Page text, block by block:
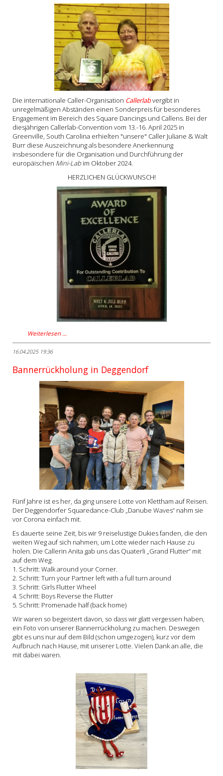
Die internationale Caller-Organisation Callerlabvergibt in
unregelmäßigen Abständen einen Sonderpreis für besonderes
Engagement im Bereich des Square Dancings und Callens. Bei der
diesjährigen Callerlab-Convention vom 13.-16. April 2025 in
Greenville, South Carolina erhielten "unsere" Caller Juliane & Walt
Burr diese Auszeichnung als besondere Anerkennung
insbesondere für die Organisation und Durchführung der
europäischen Mini-Lab im Oktober 2024.
HERZLICHEN GLÜCKWUNSCH!
Weiterlesen …
16.04.2025 19:36
Bannerrückholung in Deggendorf
Fünf Jahre ist es her, da ging unsere Lotte von Klettham auf Reisen.
Der Deggendorfer Squaredance-Club „Danube Waves“ nahm sie
vor Corona einfach mit.
Es dauerte seine Zeit, bis wir 9 reiselustige Dukies fanden, die den
weiten Weg auf sich nahmen, um Lotte wieder nach Hause zu
holen. Die Callerin Anita gab uns das Quaterli „Grand Flutter“ mit
auf dem Weg.
1. Schritt: Walk around your Corner.
2. Schritt: Turn your Partner left with a full turn around
3. Schritt: Girls Flutter Wheel
4. Schritt: Boys Reverse the Flutter
5. Schritt: Promenade half (back home)
Wir waren so begeistert davon, so dass wir glatt vergessen haben,
ein Foto von unserer Bannerrückholung zu machen. Deswegen
gibt es uns nur auf dem Bild (schon umgezogen), kurz vor dem
Aufbruch nach Hause, mit unserer Lotte. Vielen Dank an alle, die
mit dabei waren.